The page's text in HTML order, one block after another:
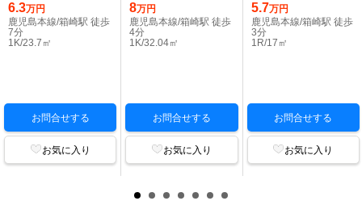
6.3万円
鹿児島本線/箱崎駅 徒歩
7分
1K/23.7㎡
お問合せする
お気に入り
8万円
鹿児島本線/箱崎駅 徒歩
4分
1K/32.04㎡
お問合せする
お気に入り
5.7万円
鹿児島本線/箱崎駅 徒歩
3分
1R/17㎡
お問合せする
お気に入り